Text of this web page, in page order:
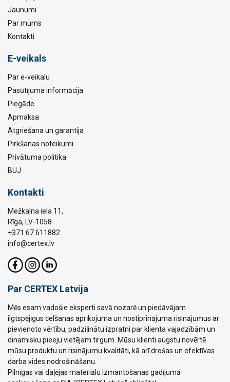
Jaunumi
Par mums
Kontakti
E-veikals
Par e-veikalu
Pasūtījuma informācija
Piegāde
Apmaksa
Atgriešana un garantija
Pirkšanas noteikumi
Privātuma politika
BUJ
Kontakti
Mežkalna iela 11,
Rīga, LV-1058
+371 67 611882
info@certex.lv
Par CERTEX Latvija
Mēs esam vadošie eksperti savā nozarē un piedāvājam
ilgtspējīgus celšanas aprīkojuma un nostiprinājuma risinājumus ar
pievienoto vērtību, padziļinātu izpratni par klienta vajadzībām un
dinamisku pieeju vietējam tirgum. Mūsu klienti augstu novērtē
mūsu produktu un risinājumu kvalitāti, kā arī drošas un efektīvas
darba vides nodrošināšanu.
Pilnīgas vai daļējas materiālu izmantošanas gadījumā